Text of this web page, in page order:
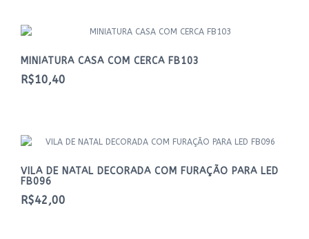
MINIATURA CASA COM CERCA FB103
R$10,40
VILA DE NATAL DECORADA COM FURAÇÃO PARA LED
FB096
R$42,00